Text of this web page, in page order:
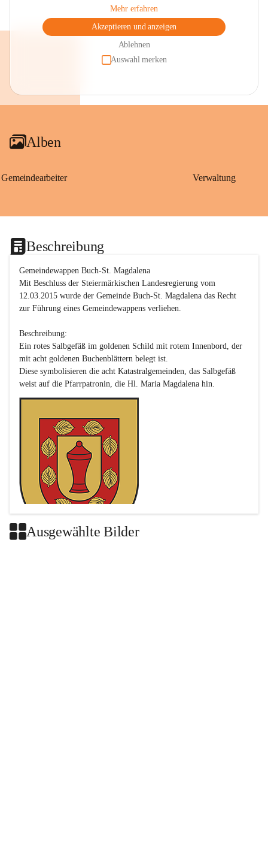
Mehr erfahren
Akzeptieren und anzeigen
Ablehnen
Auswahl merken
Alben
Gemeindearbeiter Verwaltung
Beschreibung
Gemeindewappen Buch-St. Magdalena
Mit Beschluss der Steiermärkischen Landesregierung vom
12.03.2015 wurde der Gemeinde Buch-St. Magdalena das Recht
zur Führung eines Gemeindewappens verliehen.
Beschreibung:
Ein rotes Salbgefäß im goldenen Schild mit rotem Innenbord, der
mit acht goldenen Buchenblättern belegt ist.
Diese symbolisieren die acht Katastralgemeinden, das Salbgefäß
Ausgewählte Bilder